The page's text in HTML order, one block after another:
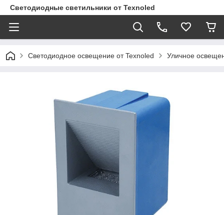
Светодиодные светильники от Texnoled
Светодиодное освещение от Texnoled Уличное